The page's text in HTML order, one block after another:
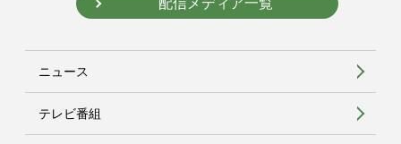
配信メディア一覧
ニュース
テレビ番組